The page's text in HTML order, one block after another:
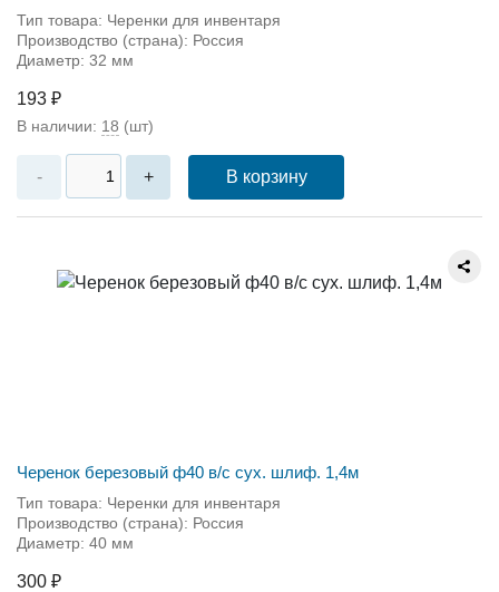
Тип товара: Черенки для инвентаря
Производство (страна): Россия
Диаметр: 32 мм
193 ₽
В наличии: 18 (шт)
- + В корзину
Черенок березовый ф40 в/с сух. шлиф. 1,4м
Тип товара: Черенки для инвентаря
Производство (страна): Россия
Диаметр: 40 мм
300 ₽